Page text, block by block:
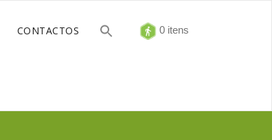
CONTACTOS 0 itens